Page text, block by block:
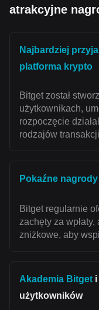
atrakcyjne
Najbardziej
platforma krypto
Bitget został
użytkownikach,
rozpoczęcie
rodzajów
Pokaźne
Bitget regularnie
zachęty za
zniżkowe, aby
Akademia Bitget
użytkowników